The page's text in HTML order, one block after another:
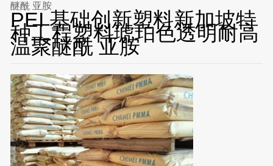
醚酰 亚胺
PEI 基础创新塑料新加坡特
种工程塑料琥珀色透明耐高
温聚醚酰 亚胺